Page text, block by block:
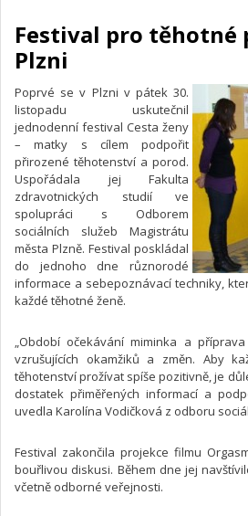
Festival pro těhotné
Plzni
Poprvé se v Plzni v pátek 30.
listopadu uskutečnil
jednodenní festival Cesta ženy
– matky s cílem podpořit
přirozené těhotenství a porod.
Uspořádala jej Fakulta
zdravotnických studií ve
spolupráci s Odborem
sociálních služeb Magistrátu
města Plzně. Festival poskládal
do jednoho dne různorodé
informace a sebepoznávací techniky,
každé těhotné ženě.
„Období očekávání miminka a
vzrušujících okamžiků a změn. Aby
těhotenství prožívat spíše pozitivně, je
dostatek přiměřených informací a
uvedla Karolína Vodičková z odboru
Festival zakončila projekce filmu
bouřlivou diskusi. Během dne jej
včetně odborné veřejnosti.